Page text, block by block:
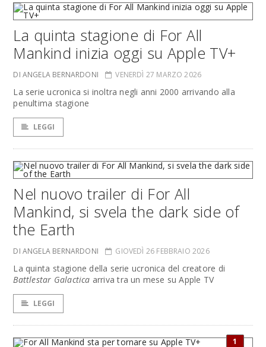
La quinta stagione di For All
Mankind inizia oggi su Apple TV+
DI ANGELA BERNARDONI VENERDÌ 27 MARZO 2026
La serie ucronica si inoltra negli anni 2000 arrivando alla
penultima stagione
LEGGI
Nel nuovo trailer di For All
Mankind, si svela the dark side of
the Earth
DI ANGELA BERNARDONI GIOVEDÌ 26 FEBBRAIO 2026
La quinta stagione della serie ucronica del creatore di
Battlestar Galactica arriva tra un mese su Apple TV
LEGGI
1